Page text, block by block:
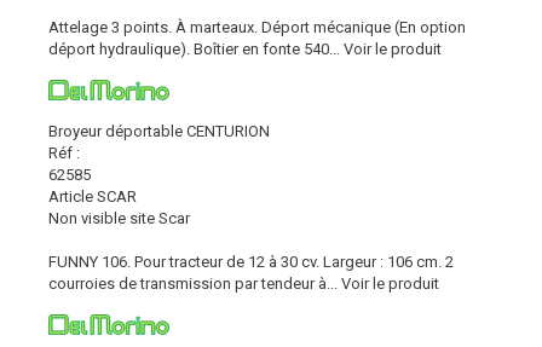
Attelage 3 points. À marteaux. Déport mécanique (En option
déport hydraulique). Boîtier en fonte 540...
Voir le produit
Broyeur déportable CENTURION
Réf :
62585
Article SCAR
Non visible site Scar
FUNNY 106. Pour tracteur de 12 à 30 cv. Largeur : 106 cm. 2
courroies de transmission par tendeur à...
Voir le produit